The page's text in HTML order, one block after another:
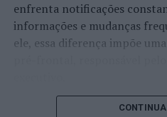
enfrenta notificações
informações e mudanças
ele, essa diferença impõe
O pesquisador afirma que